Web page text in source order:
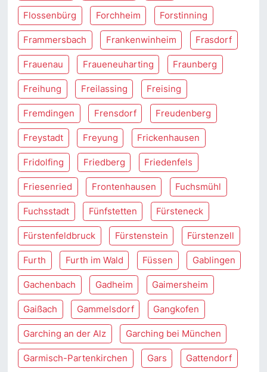
Flossenbürg Forchheim Forstinning
Frammersbach Frankenwinheim Frasdorf
Frauenau Fraueneuharting Fraunberg
Freihung Freilassing Freising
Fremdingen Frensdorf Freudenberg
Freystadt Freyung Frickenhausen
Fridolfing Friedberg Friedenfels
Friesenried Frontenhausen Fuchsmühl
Fuchsstadt Fünfstetten Fürsteneck
Fürstenfeldbruck Fürstenstein Fürstenzell
Furth Furth im Wald Füssen Gablingen
Gachenbach Gadheim Gaimersheim
Gaißach Gammelsdorf Gangkofen
Garching an der Alz Garching bei München
Garmisch-Partenkirchen Gars Gattendorf